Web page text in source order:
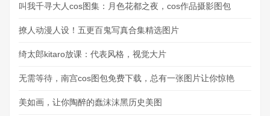
叫我千寻大人cos图集：月色花都之夜，cos作品摄影图包
撩人动漫人设！五更百鬼写真合集精选图片
绮太郎kitaro放课：代表风格，视觉大片
无需等待，南宫cos图包免费下载，总有一张图片让你惊艳
美如画，让你陶醉的蠢沫沫黑历史美图